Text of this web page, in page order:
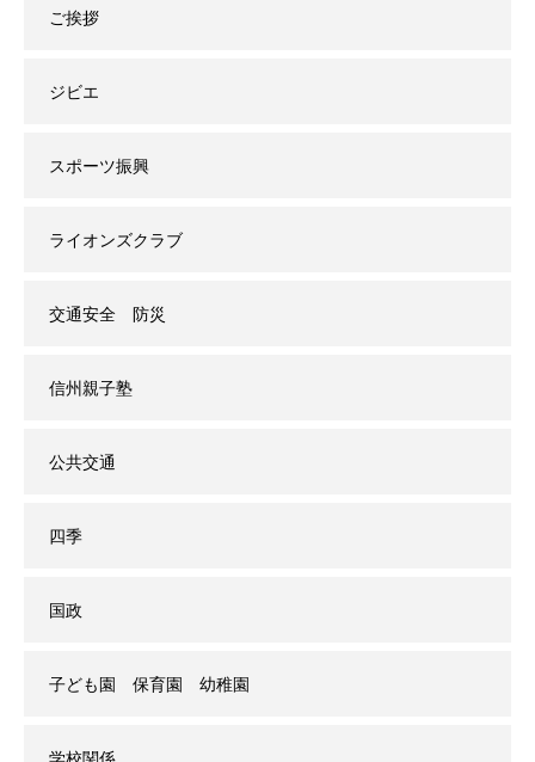
ご挨拶
ジビエ
スポーツ振興
ライオンズクラブ
交通安全 防災
信州親子塾
公共交通
四季
国政
子ども園 保育園 幼稚園